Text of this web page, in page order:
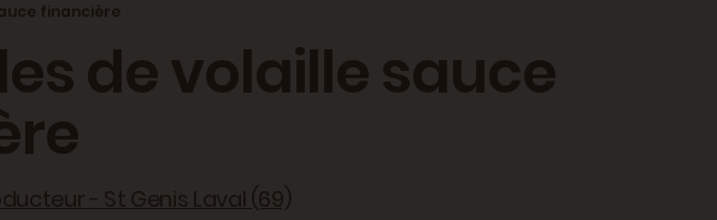
financière
de volaille sauce
- St Genis Laval (69)